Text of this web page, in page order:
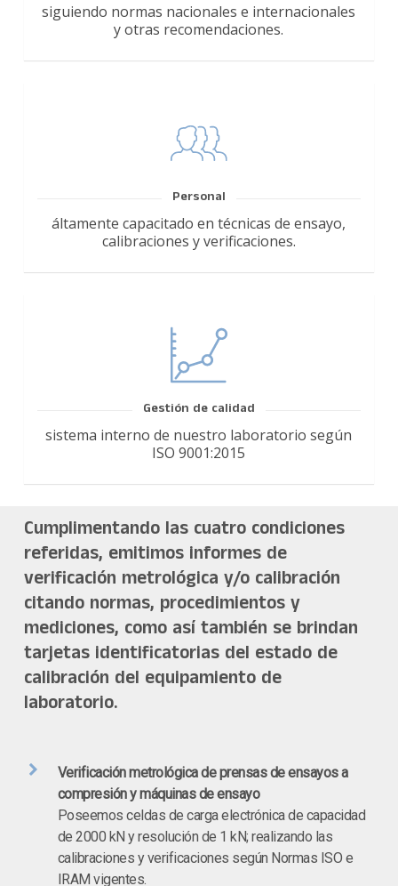
siguiendo normas nacionales e internacionales
y otras recomendaciones.
Personal
áltamente capacitado en técnicas de ensayo,
calibraciones y verificaciones.
Gestión de calidad
sistema interno de nuestro laboratorio según
ISO 9001:2015
Cumplimentando las cuatro condiciones
referidas, emitimos informes de
verificación metrológica y/o calibración
citando normas, procedimientos y
mediciones, como así también se brindan
tarjetas identificatorias del estado de
calibración del equipamiento de
laboratorio.
Verificación metrológica de prensas de ensayos a
compresión y máquinas de ensayo
Poseemos celdas de carga electrónica de capacidad
de 2000 kN y resolución de 1 kN; realizando las
calibraciones y verificaciones según Normas ISO e
IRAM vigentes.